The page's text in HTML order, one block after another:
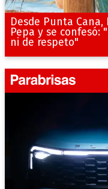
Desde Punta
Pepa y se
ni de respeto"